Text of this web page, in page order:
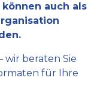
auch als
wir beraten Sie
für Ihre